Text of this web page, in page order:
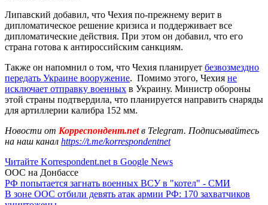
Липавский добавил, что Чехия по-прежнему верит в
дипломатическое решение кризиса и поддерживает все
дипломатические действия. При этом он добавил, что его
страна готова к антироссийским санкциям.
Также он напомнил о том, что Чехия планирует безвозмездно
передать Украине вооружение. Помимо этого, Чехия не
исключает отправку военных в Украину. Министр обороны
этой страны подтвердила, что планируется направить снаряды
для артиллерии калибра 152 мм.
Новости от Корреспондент.netв Telegram. Подписывайтесь
на наш канал https://t.me/korrespondentnet
Читайте Korrespondent.net в Google News
ООС на Донбассе
РФ попытается загнать военных ВСУ в "котел" - СМИ
В зоне ООС отбили девять атак армии РФ: 170 захватчиков